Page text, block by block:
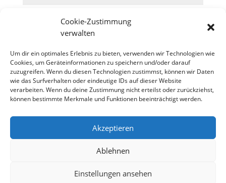
Cookie-Zustimmung
verwalten
Um dir ein optimales Erlebnis zu bieten, verwenden wir Technologien wie
Cookies, um Geräteinformationen zu speichern und/oder darauf
zuzugreifen. Wenn du diesen Technologien zustimmst, können wir Daten
wie das Surfverhalten oder eindeutige IDs auf dieser Website
verarbeiten. Wenn du deine Zustimmung nicht erteilst oder zurückziehst,
können bestimmte Merkmale und Funktionen beeinträchtigt werden.
Akzeptieren
Ablehnen
Einstellungen ansehen
Datenschutzerklärung
Impressum
Cookie-Richtlinie (EU)